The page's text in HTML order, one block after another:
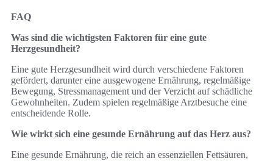
FAQ
Was sind die wichtigsten Faktoren für eine gute
Herzgesundheit?
Eine gute Herzgesundheit wird durch verschiedene Faktoren
gefördert, darunter eine ausgewogene Ernährung, regelmäßige
Bewegung, Stressmanagement und der Verzicht auf schädliche
Gewohnheiten. Zudem spielen regelmäßige Arztbesuche eine
entscheidende Rolle.
Wie wirkt sich eine gesunde Ernährung auf das Herz aus?
Eine gesunde Ernährung, die reich an essenziellen Fettsäuren,